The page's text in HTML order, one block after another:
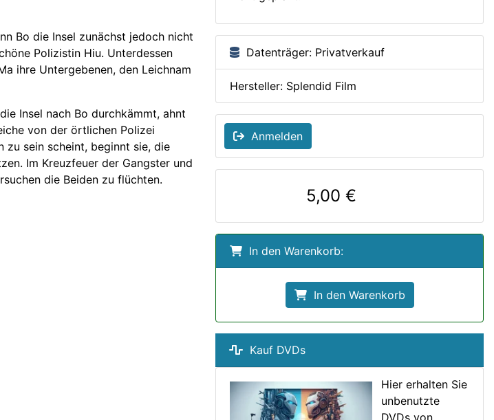
Bo die Insel zunächst jedoch nicht
Polizistin Hiu. Unterdessen
ihre Untergebenen, den Leichnam
Insel nach Bo durchkämmt, ahnt
von der örtlichen Polizei
zu sein scheint, beginnt sie, die
Im Kreuzfeuer der Gangster und
die Beiden zu flüchten.
Datenträger: Privatverkauf
Hersteller: Splendid Film
Anmelden
5,00 €
In den Warenkorb:
In den Warenkorb
Kauf DVDs
Hier erhalten Sie
unbenutzte
DVDs von